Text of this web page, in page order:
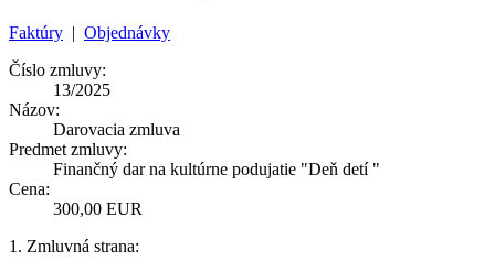
Faktúry | Objednávky
Číslo zmluvy:
13/2025
Názov:
Darovacia zmluva
Predmet zmluvy:
Finančný dar na kultúrne podujatie "Deň detí "
Cena:
300,00 EUR
1. Zmluvná strana: